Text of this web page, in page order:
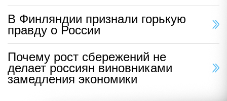
В Финляндии признали горькую
правду о России
Почему рост сбережений не
делает россиян виновниками
замедления экономики